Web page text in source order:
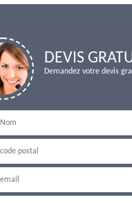
DEVIS
Demandez votre devis